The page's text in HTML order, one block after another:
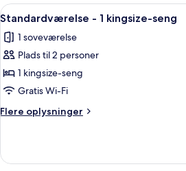
kingsize-
(High
Floor)
Indlæs
alle
billeder
af
Standardværelse
-
1
kingsize-
Et
8
Standardværelse - 1 kingsize-seng
1 soveværelse
Plads til 2 personer
1 kingsize-seng
Gratis Wi-Fi
Flere oplysninger
Flere
-